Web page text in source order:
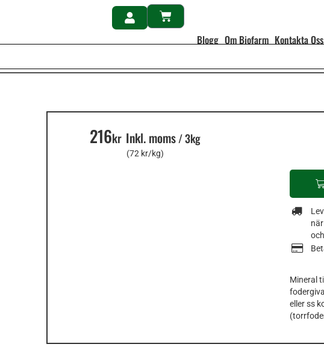
Blogg Om Biofarm Kontakta Oss
216kr Inkl. moms/3kg
(72 kr/kg)
Mineral
eller ss